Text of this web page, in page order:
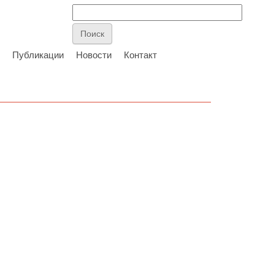
Публикации Новости Контакт